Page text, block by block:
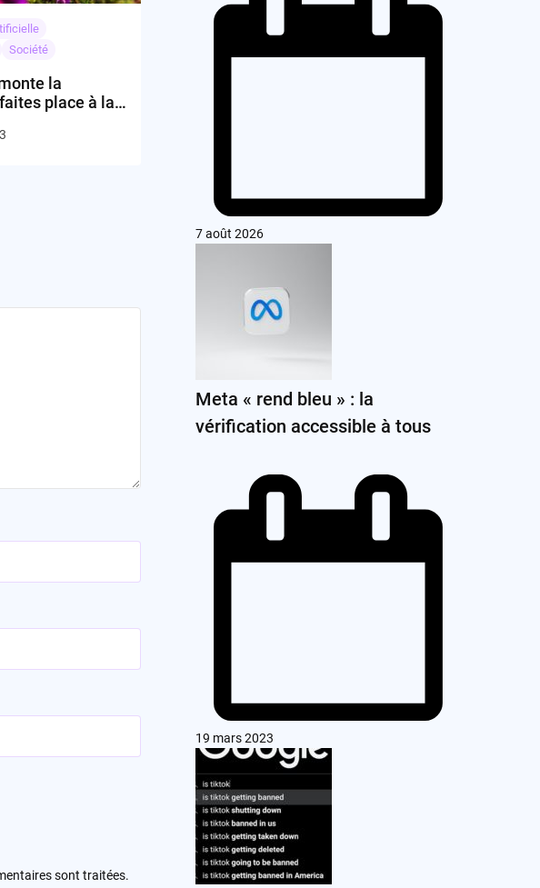
Société
la
place à la
sont traitées.
7 août 2026
Meta « rend bleu » : la
vérification accessible à tous
19 mars 2023